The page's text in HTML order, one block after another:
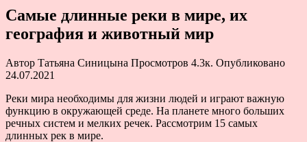
Самые длинные реки в мире, их
география и животный мир
Автор Татьяна Синицына Просмотров 4.3к. Опубликовано
24.07.2021
Реки мира необходимы для жизни людей и играют важную
функцию в окружающей среде. На планете много больших
речных систем и мелких речек. Рассмотрим 15 самых
длинных рек в мире.